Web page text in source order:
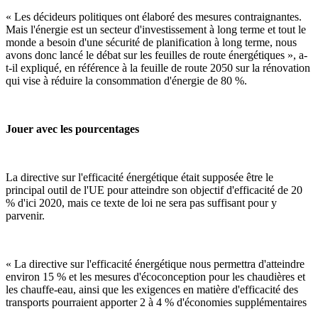
« Les décideurs politiques ont élaboré des mesures contraignantes.
Mais l'énergie est un secteur d'investissement à long terme et tout le
monde a besoin d'une sécurité de planification à long terme, nous
avons donc lancé le débat sur les feuilles de route énergétiques », a-
t-il expliqué, en référence à la feuille de route 2050 sur la rénovation
qui vise à réduire la consommation d'énergie de 80 %.
Jouer avec les pourcentages
La directive sur l'efficacité énergétique était supposée être le
principal outil de l'UE pour atteindre son objectif d'efficacité de 20
% d'ici 2020, mais ce texte de loi ne sera pas suffisant pour y
parvenir.
« La directive sur l'efficacité énergétique nous permettra d'atteindre
environ 15 % et les mesures d'écoconception pour les chaudières et
les chauffe-eau, ainsi que les exigences en matière d'efficacité des
transports pourraient apporter 2 à 4 % d'économies supplémentaires